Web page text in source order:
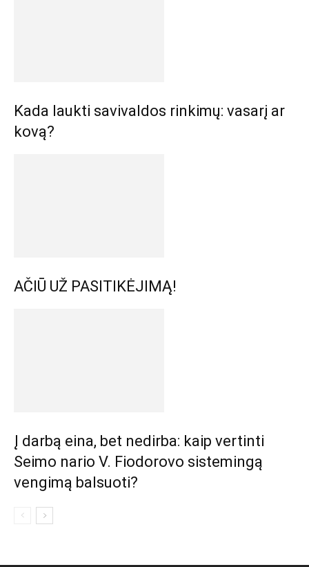
Kada laukti savivaldos rinkimų: vasarį ar
kovą?
AČIŪ UŽ PASITIKĖJIMĄ!
Į darbą eina, bet nedirba: kaip vertinti
Seimo nario V. Fiodorovo sistemingą
vengimą balsuoti?